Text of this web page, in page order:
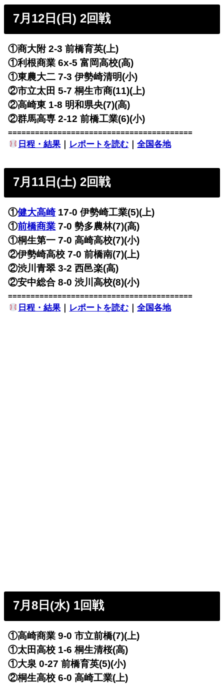
7月12日(日) 2回戦
①商大附 2-3 前橋育英(上)
①利根商業 6x-5 富岡高校(高)
①東農大二 7-3 伊勢崎清明(小)
②市立太田 5-7 桐生市商(11)(上)
②高崎東 1-8 明和県央(7)(高)
②群馬高専 2-12 前橋工業(6)(小)
=========================================
日程・結果｜ レポートを読む ｜全国各地
7月11日(土) 2回戦
①健大高崎17-0 伊勢崎工業(5)(上)
①前橋商業 7-0 勢多農林(7)(高)
①桐生第一 7-0 高崎高校(7)(小)
②伊勢崎高校 7-0 前橋南(7)(上)
②渋川青翠 3-2 西邑楽(高)
②安中総合 8-0 渋川高校(8)(小)
=========================================
日程・結果｜ レポートを読む ｜全国各地
7月8日(水) 1回戦
①高崎商業 9-0 市立前橋(7)(上)
①太田高校 1-6 桐生清桜(高)
①大泉 0-27 前橋育英(5)(小)
②桐生高校 6-0 高崎工業(上)